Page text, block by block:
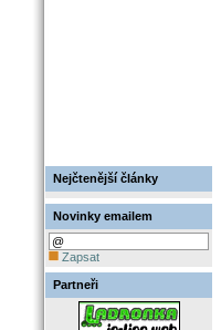
Nejčtenější články
Novinky emailem
Zapsat
Partneři